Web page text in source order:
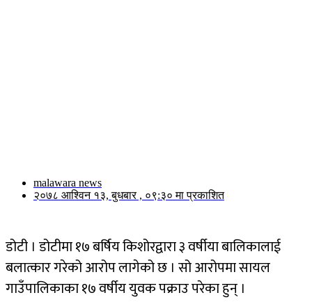
malawara news
२०७८ आश्विन १३, बुधबार , ०९:३० मा प्रकाशित
डोटी । डोटीमा १७ बर्षिय किशोरद्वारा ३ वर्षीया बालिकालाई
बलात्कार गरेको आरोप लागेको छ । सो आरोपमा सायल
गाउँपालिकाका १७ वर्षीय युवक पक्राउ परेका हुन् ।